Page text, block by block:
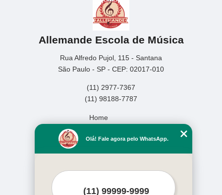
Allemande Escola de Música
Rua Alfredo Pujol, 115 - Santana
São Paulo - SP - CEP: 02017-010
(11) 2977-7367
(11) 98188-7787
Home
Missão
Serviços
Mais Serviços
Olá! Fale agora pelo WhatsApp.